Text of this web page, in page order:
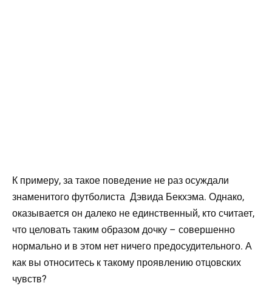
К примеру, за такое поведение не раз осуждали
знаменитого футболиста Дэвида Бекхэма. Однако,
оказывается он далеко не единственный, кто считает,
что целовать таким образом дочку – совершенно
нормально и в этом нет ничего предосудительного. А
как вы относитесь к такому проявлению отцовских
чувств?